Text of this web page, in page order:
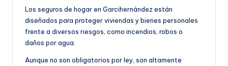
Los seguros de hogar en Garcihernández están
diseñados para proteger viviendas y bienes personales
frente a diversos riesgos, como incendios, robos o
daños por agua.
Aunque no son obligatorios por ley, son altamente